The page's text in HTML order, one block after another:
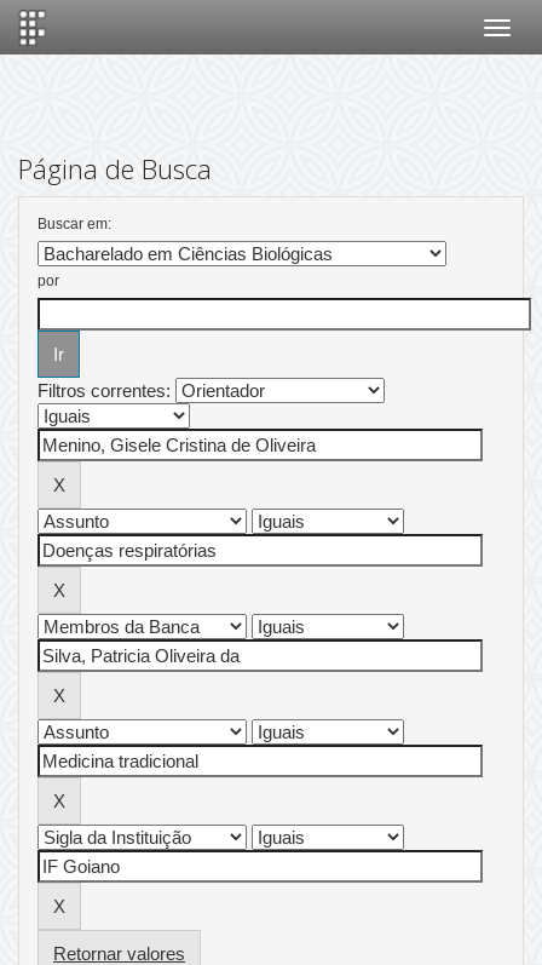
Página de Busca
Buscar em:
por
Filtros correntes:
Retornar valores